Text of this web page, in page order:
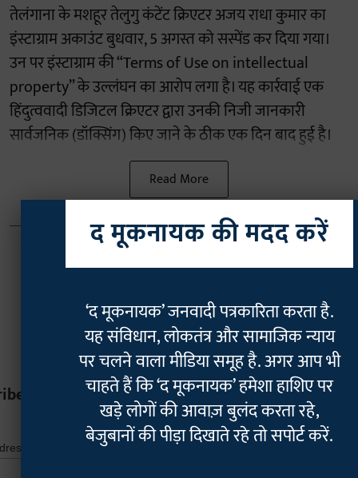
तेलंगाना के मशहूर तेलुगु कंटेंट क्रिएटर अजय राधा कुमार का
इंस्टाग्राम अकाउंट बुधवार, 5 अगस्त को सस्पेंड कर दिया गया।
उन पर इंस्टाग्राम की “Terms of Use on intellectual
property” के उल्लंघन का आरोप लगा है। यह कार्रवाई एक
हिंदुत्ववादी डिजिटल क्रिएटर द्वारा उनकी निजी जानकारी
सार्वजनिक (डॉक्सिंग) किए जाने के ठीक एक दिन बाद हुई है।
Read More
*indicates
द मूकनायक की मदद करें
‘द मूकनायक’ जनवादी पत्रकारिता करता है.
यह संविधान, लोकतंत्र और सामाजिक न्याय
पर चलने वाला मीडिया समूह है. अगर आप भी
चाहते हैं कि ‘द मूकनायक’ हमेशा हाशिए पर
खड़े लोगों की आवाज़ बुलंद करता रहे,
बेजुबानों की पीड़ा दिखाते रहे तो सपोर्ट करें.